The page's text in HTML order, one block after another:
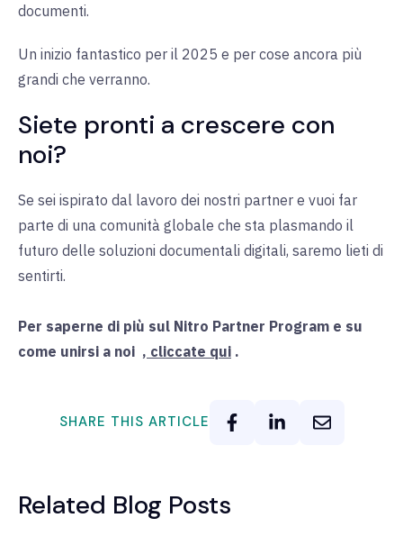
documenti.
Un inizio fantastico per il 2025 e per cose ancora più
grandi che verranno.
Siete pronti a crescere con
noi?
Se sei ispirato dal lavoro dei nostri partner e vuoi far
parte di una comunità globale che sta plasmando il
futuro delle soluzioni documentali digitali, saremo lieti di
sentirti.
Per saperne di più sul Nitro Partner Program e su
come unirsi a noi , cliccate qui .
SHARE THIS ARTICLE
Related Blog Posts